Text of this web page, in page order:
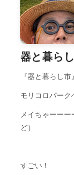
器と暮ら
『器と暮らし市
モリコロパーク
メイちゃーーー
ど）
すごい！